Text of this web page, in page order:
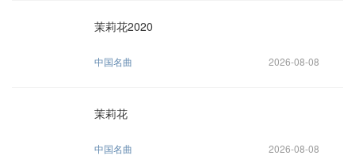
茉莉花2020
中国名曲 2026-08-08
茉莉花
中国名曲 2026-08-08